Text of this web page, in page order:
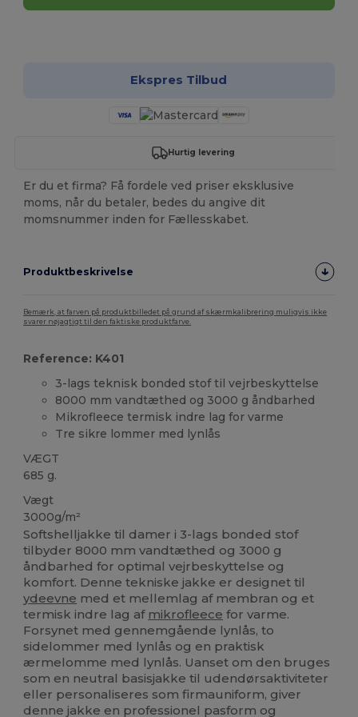
Ekspres Tilbud
Hurtig levering
Er du et firma? Få fordele ved priser eksklusive
moms, når du betaler, bedes du angive dit
momsnummer inden for Fællesskabet.
Produktbeskrivelse
Bemærk, at farven på produktbilledet på grund af skærmkalibrering muligvis ikke
svarer nøjagtigt til den faktiske produktfarve.
Reference: K401
3-lags teknisk bonded stof til vejrbeskyttelse
8000 mm vandtæthed og 3000 g åndbarhed
Mikrofleece termisk indre lag for varme
Tre sikre lommer med lynlås
VÆGT
685 g.
Vægt
3000g/m²
Softshelljakke til damer i 3-lags bonded stof
tilbyder 8000 mm vandtæthed og 3000 g
åndbarhed for optimal vejrbeskyttelse og
komfort. Denne tekniske jakke er designet til
ydeevne med et mellemlag af membran og et
termisk indre lag af mikrofleece for varme.
Forsynet med gennemgående lynlås, to
sidelommer med lynlås og en praktisk
ærmelomme med lynlås. Uanset om den bruges
som en neutral basisjakke til udendørsaktiviteter
eller personaliseres som firmauniform, giver
denne jakke en professionel pasform og